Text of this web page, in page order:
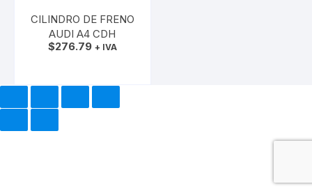
CILINDRO DE FRENO
AUDI A4 CDH
$276.79 + IVA